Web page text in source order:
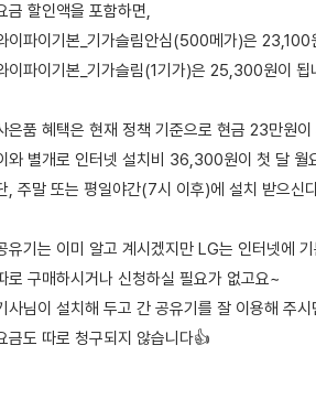
금 할인액을 포함하면,
이파이기본_기가슬림안심(500메가)은 23,100
이파이기본_기가슬림(1기가)은 25,300원이 됩
은품 혜택은 현재 정책 기준으로 현금 23만원
와 별개로 인터넷 설치비 36,300원이 첫 달 월
, 주말 또는 평일야간(7시 이후)에 설치 받으
유기는 이미 알고 계시겠지만 LG는 인터넷에
로 구매하시거나 신청하실 필요가 없고요~
사님이 설치해 두고 간 공유기를 잘 이용해 주시
금도 따로 청구되지 않습니다👍